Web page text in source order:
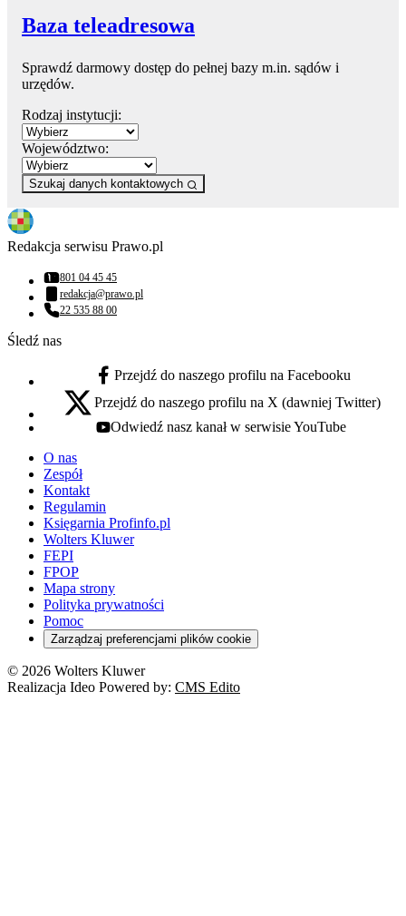
Baza teleadresowa
Sprawdź darmowy dostęp do pełnej bazy m.in. sądów i
urzędów.
Rodzaj instytucji:
Województwo:
Szukaj danych kontaktowych
Redakcja serwisu Prawo.pl
Numer telefonu:
801 04 45 45
Adres email:
redakcja@prawo.pl
Numer telefonu:
22 535 88 00
Śledź nas
facebook - otwiera się w nowej karcie
Przejdź do naszego profilu na Facebooku
x - otwiera się w nowej karcie
Przejdź do naszego profilu na X (dawniej Twitter)
youtube - otwiera się w nowej karcie
Odwiedź nasz kanał w serwisie YouTube
O nas
Zespół
Kontakt
Regulamin
Księgarnia Profinfo.pl
Wolters Kluwer
FEPI
FPOP
Mapa strony
Polityka prywatności
Pomoc
Zarządzaj preferencjami plików cookie
© 2026 Wolters Kluwer
Realizacja Ideo Powered by: CMS Edito